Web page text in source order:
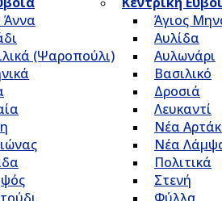
Άννα
(Ψαροπούλι)
Άγιος
Αυλίδα
Αυλωνάρι
Βασιλικό
Δροσιά
Λευκαντί
Νέα
Νέα
Πολιτικά
Στενή